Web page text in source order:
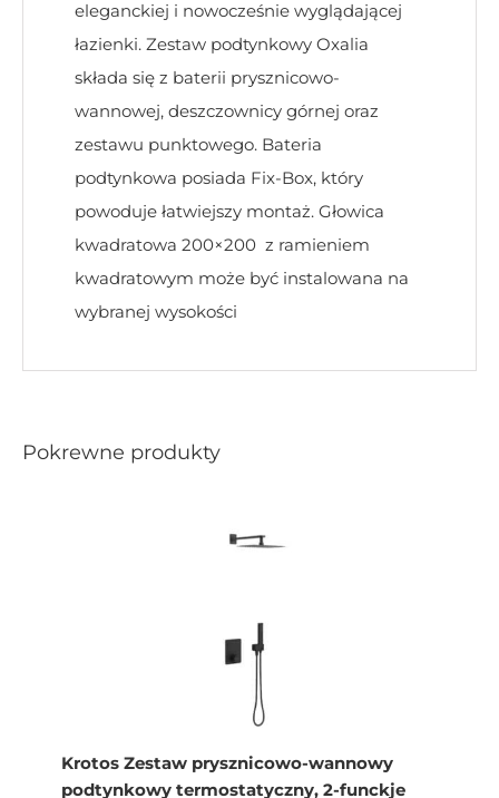
eleganckiej i nowocześnie wyglądającej
łazienki. Zestaw podtynkowy Oxalia
składa się z baterii prysznicowo-
wannowej, deszczownicy górnej oraz
zestawu punktowego. Bateria
podtynkowa posiada Fix-Box, który
powoduje łatwiejszy montaż. Głowica
kwadratowa 200×200 z ramieniem
kwadratowym może być instalowana na
wybranej wysokości
Pokrewne produkty
Krotos Zestaw prysznicowo-wannowy
podtynkowy termostatyczny, 2-funckje